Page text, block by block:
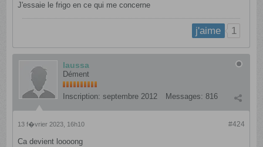
J'essaie le frigo en ce qui me concerne
j'aime 1
laussa
Dément
Inscription: septembre 2012 Messages: 816
#424
13 f�vrier 2023, 16h10
Ca devient loooong